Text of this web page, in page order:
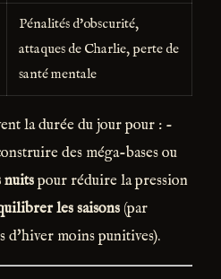
Pénalités d'obscurité,
attaques de Charlie, perte de
santé mentale
la durée du jour pour : -
des méga-bases ou
nuitspour réduire la pression
les saisons (par
d'hiver moins punitives).